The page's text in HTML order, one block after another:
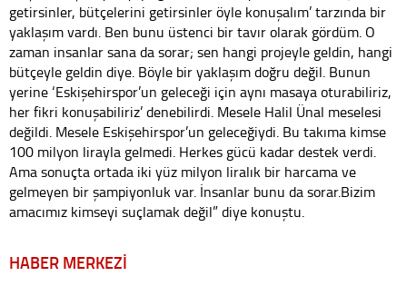
getirsinler, bütçelerini getirsinler öyle konuşalım’ tarzında bir
yaklaşım vardı. Ben bunu üstenci bir tavır olarak gördüm. O
zaman insanlar sana da sorar; sen hangi projeyle geldin, hangi
bütçeyle geldin diye. Böyle bir yaklaşım doğru değil. Bunun
yerine ‘Eskişehirspor’un geleceği için aynı masaya oturabiliriz,
her fikri konuşabiliriz’ denebilirdi. Mesele Halil Ünal meselesi
değildi. Mesele Eskişehirspor’un geleceğiydi. Bu takıma kimse
100 milyon lirayla gelmedi. Herkes gücü kadar destek verdi.
Ama sonuçta ortada iki yüz milyon liralık bir harcama ve
gelmeyen bir şampiyonluk var. İnsanlar bunu da sorar.Bizim
amacımız kimseyi suçlamak değil” diye konuştu.
HABER MERKEZİ